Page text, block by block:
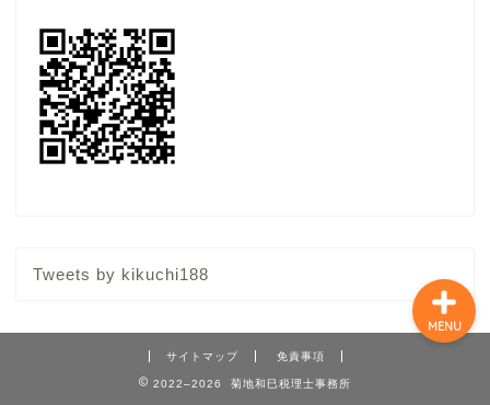
Tweets by kikuchi188
サイトマップ 免責事項
2022–2026 菊地和巳税理士事務所
MENU
特定商取引法に基づく表